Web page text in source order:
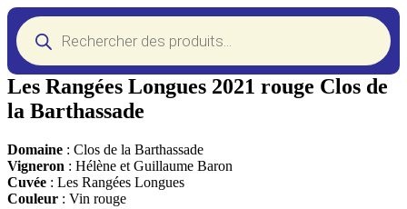
Recherche
de
produits
Les Rangées Longues 2021 rouge Clos de
la Barthassade
Domaine : Clos de la Barthassade
Vigneron : Hélène et Guillaume Baron
Cuvée : Les Rangées Longues
Couleur : Vin rouge